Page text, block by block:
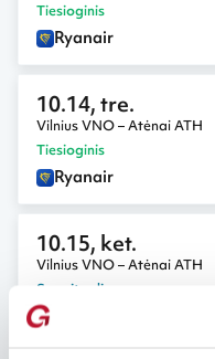
Tiesioginis
Ryanair
10.14, tre.
Vilnius VNO – Atėnai ATH
Tiesioginis
Ryanair
10.15, ket.
Vilnius VNO – Atėnai ATH
Savaitgalis